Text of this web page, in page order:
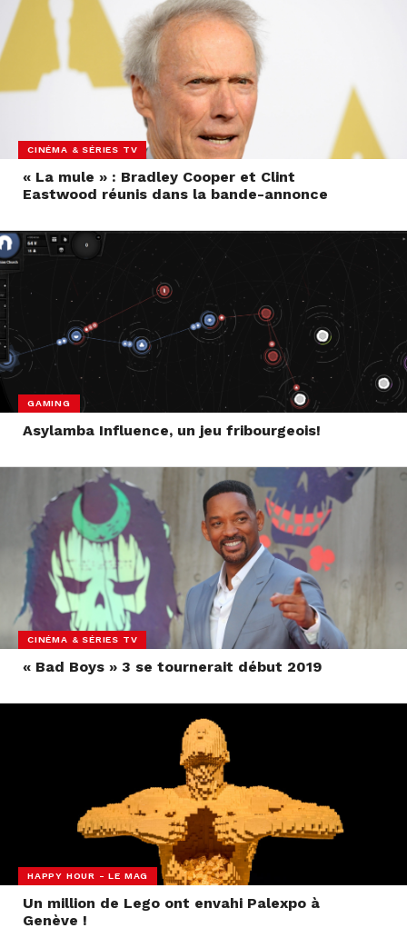
CINÉMA & SÉRIES TV
« La mule » : Bradley Cooper et Clint
Eastwood réunis dans la bande-annonce
GAMING
Asylamba Influence, un jeu fribourgeois!
CINÉMA & SÉRIES TV
« Bad Boys » 3 se tournerait début 2019
HAPPY HOUR - LE MAG
Un million de Lego ont envahi Palexpo à
Genève !